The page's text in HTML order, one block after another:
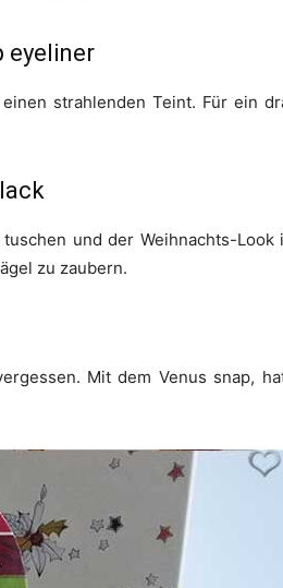
eyeliner
strahlenden Teint. Für ein
und der Weihnachts-
zu zaubern.
Mit dem Venus snap,